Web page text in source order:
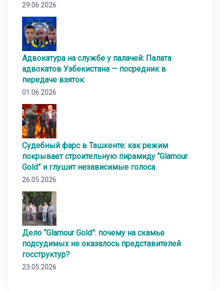
29.06.2026
Адвокатура на службе у палачей: Палата
адвокатов Узбекистана — посредник в
передаче взяток
01.06.2026
Судебный фарс в Ташкенте: как режим
покрывает строительную пирамиду “Glamour
Gold” и глушит независимые голоса
26.05.2026
Дело “Glamour Gold”: почему на скамье
подсудимых не оказалось представителей
госструктур?
23.05.2026